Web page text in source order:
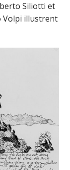
Siliotti et
Volpi illustrent